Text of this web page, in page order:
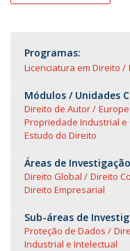
Programas:
Licenciatura em Direito
Módulos / Unidades
Direito de Autor
Propriedade Industrial e
Estudo do Direito
Áreas de
Direito Global Direito
Direito Empresarial
Sub-áreas de
Proteção de Dados
Industrial e Intelectual